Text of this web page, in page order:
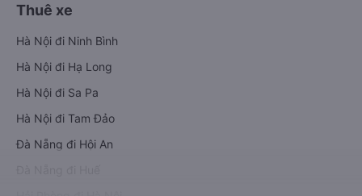
Thuê xe
Hà Nội đi Ninh Bình
Hà Nội đi Hạ Long
Hà Nội đi Sa Pa
Hà Nội đi Tam Đảo
Đà Nẵng đi Hội An